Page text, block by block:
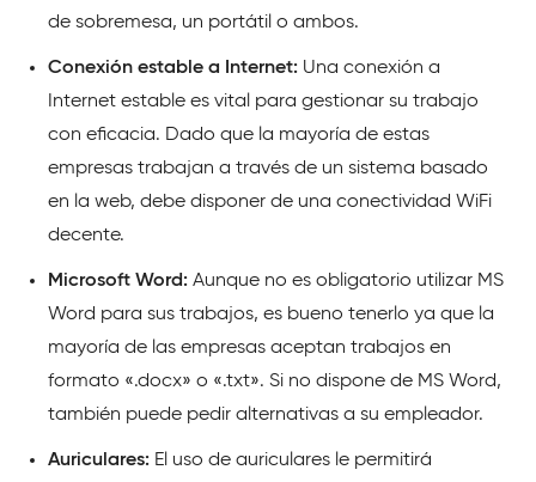
de sobremesa, un portátil o ambos.
Conexión estable a Internet: Una conexión a
Internet estable es vital para gestionar su trabajo
con eficacia. Dado que la mayoría de estas
empresas trabajan a través de un sistema basado
en la web, debe disponer de una conectividad WiFi
decente.
Microsoft Word: Aunque no es obligatorio utilizar MS
Word para sus trabajos, es bueno tenerlo ya que la
mayoría de las empresas aceptan trabajos en
formato «.docx» o «.txt». Si no dispone de MS Word,
también puede pedir alternativas a su empleador.
Auriculares: El uso de auriculares le permitirá